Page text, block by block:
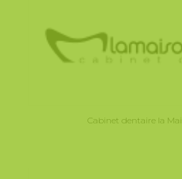
Cabinet dentaire la